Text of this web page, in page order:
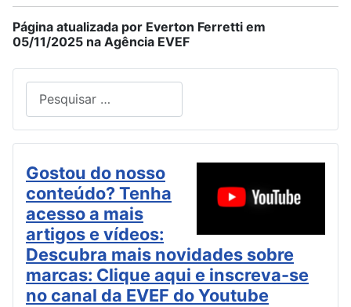
Página atualizada por Everton Ferretti em
05/11/2025 na Agência EVEF
Type 2 or more characters for results.
Gostou do nosso
conteúdo? Tenha
acesso a mais
artigos e vídeos:
Descubra mais novidades sobre
marcas: Clique aqui e inscreva-se
no canal da EVEF do Youtube